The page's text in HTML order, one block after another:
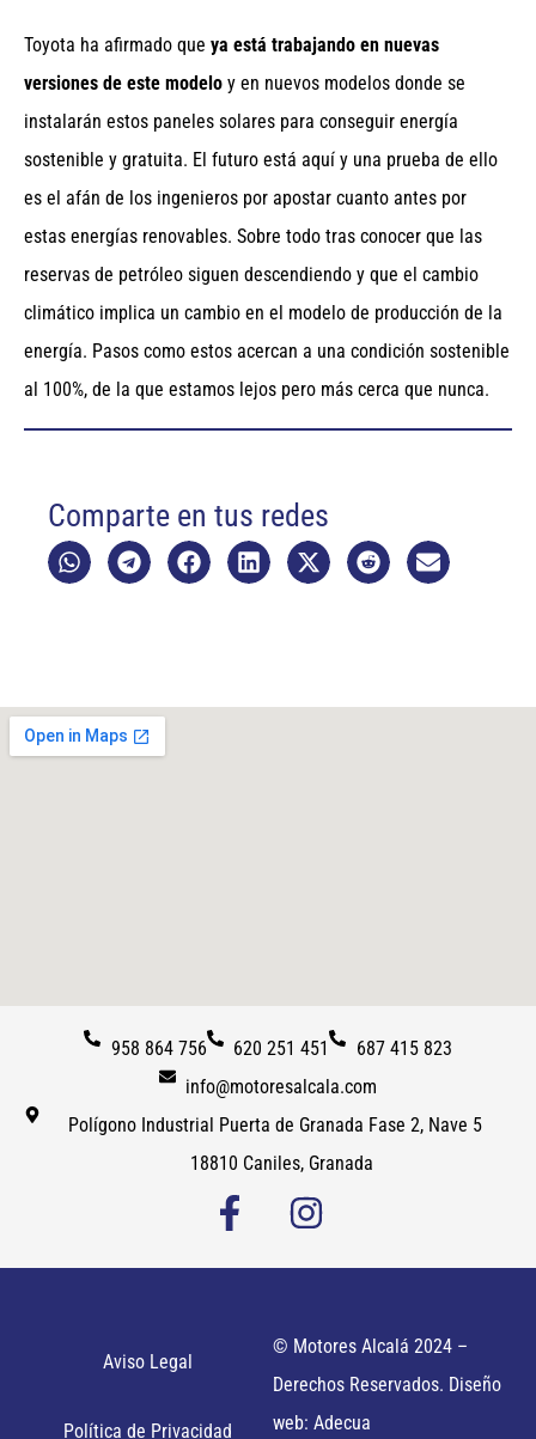
Toyota ha afirmado que ya está trabajando en nuevas
versiones de este modelo y en nuevos modelos donde se
instalarán estos paneles solares para conseguir energía
sostenible y gratuita. El futuro está aquí y una prueba de ello
es el afán de los ingenieros por apostar cuanto antes por
estas energías renovables. Sobre todo tras conocer que las
reservas de petróleo siguen descendiendo y que el cambio
climático implica un cambio en el modelo de producción de la
energía. Pasos como estos acercan a una condición sostenible
al 100%, de la que estamos lejos pero más cerca que nunca.
Comparte en tus redes
958 864 756 620 251 451
687 415 823
info@motoresalcala.com
Polígono Industrial Puerta de Granada Fase 2, Nave 5
18810 Caniles, Granada
Aviso Legal
Política de Privacidad
© Motores Alcalá 2024 –
Derechos Reservados. Diseño
web: Adecua